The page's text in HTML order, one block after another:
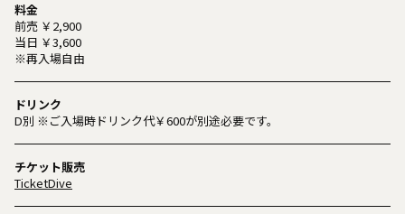
料金
前売 ￥2,900
当日 ￥3,600
※再入場自由
ドリンク
D別 ※ご入場時ドリンク代￥600が別途必要です。
チケット販売
TicketDive